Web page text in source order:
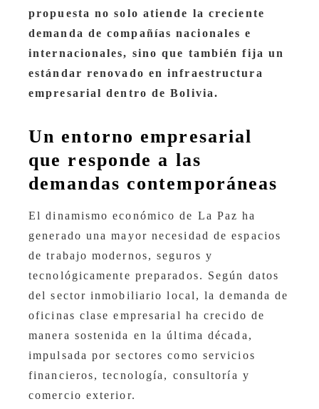
propuesta no solo atiende la creciente
demanda de compañías nacionales e
internacionales, sino que también fija un
estándar renovado en infraestructura
empresarial dentro de Bolivia.
Un entorno empresarial
que responde a las
demandas contemporáneas
El dinamismo económico de La Paz ha
generado una mayor necesidad de espacios
de trabajo modernos, seguros y
tecnológicamente preparados. Según datos
del sector inmobiliario local, la demanda de
oficinas clase empresarial ha crecido de
manera sostenida en la última década,
impulsada por sectores como servicios
financieros, tecnología, consultoría y
comercio exterior.